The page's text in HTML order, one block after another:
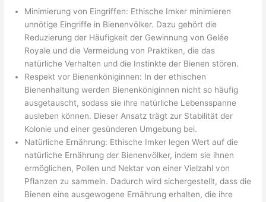
Minimierung von Eingriffen: Ethische Imker minimieren
unnötige Eingriffe in Bienenvölker. Dazu gehört die
Reduzierung der Häufigkeit der Gewinnung von Gelée
Royale und die Vermeidung von Praktiken, die das
natürliche Verhalten und die Instinkte der Bienen stören.
Respekt vor Bienenköniginnen: In der ethischen
Bienenhaltung werden Bienenköniginnen nicht so häufig
ausgetauscht, sodass sie ihre natürliche Lebensspanne
ausleben können. Dieser Ansatz trägt zur Stabilität der
Kolonie und einer gesünderen Umgebung bei.
Natürliche Ernährung: Ethische Imker legen Wert auf die
natürliche Ernährung der Bienenvölker, indem sie ihnen
ermöglichen, Pollen und Nektar von einer Vielzahl von
Pflanzen zu sammeln. Dadurch wird sichergestellt, dass die
Bienen eine ausgewogene Ernährung erhalten, die ihre